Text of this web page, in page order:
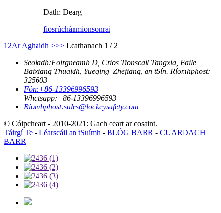
Dath: Dearg
fiosrúchánmionsonraí
1 2Ar Aghaidh >>> Leathanach 1 / 2
Seoladh:Foirgneamh D, Crios Tionscail Tangxia, Baile
Baixiang Thuaidh, Yueqing, Zhejiang, an tSín. Ríomhphost:
325603
Fón:+86-13396996593
Whatsapp:+86-13396996593
Ríomhphost:sales@lockeysafety.com
© Cóipcheart - 2010-2021: Gach ceart ar cosaint.
Táirgí Te - Léarscáil an tSuímh - BLÓG BARR - CUARDACH
BARR